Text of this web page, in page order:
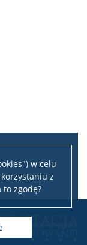
w celu
z
to zgodę?
contributors